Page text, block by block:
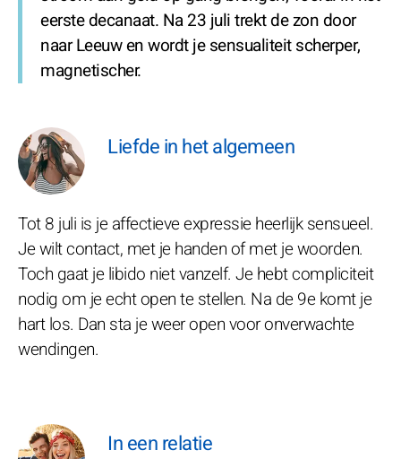
eerste decanaat. Na 23 juli trekt de zon door
naar Leeuw en wordt je sensualiteit scherper,
magnetischer.
Liefde in het algemeen
Tot 8 juli is je affectieve expressie heerlijk sensueel.
Je wilt contact, met je handen of met je woorden.
Toch gaat je libido niet vanzelf. Je hebt compliciteit
nodig om je echt open te stellen. Na de 9e komt je
hart los. Dan sta je weer open voor onverwachte
wendingen.
In een relatie